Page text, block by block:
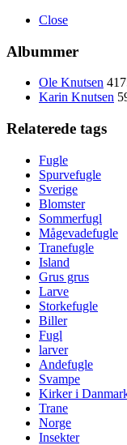
Close
Albummer
Ole Knutsen
Karin Knutsen
Relaterede tags
Fugle
Spurvefugle
Sverige
Blomster
Sommerfugl
Mågevadefugle
Tranefugle
Island
Grus grus
Larve
Storkefugle
Biller
Fugl
larver
Andefugle
Svampe
Kirker i
Trane
Norge
Insekter